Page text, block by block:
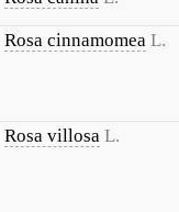
Rosa cinnamomea L.
Rosa villosa L.